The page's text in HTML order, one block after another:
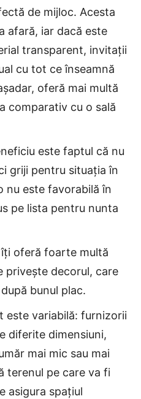
de mijloc. Acesta
afară, iar dacă este
transparent, invitații
cu tot ce înseamnă
oferă mai multă
comparativ cu o sală
este faptul că nu
griji pentru situația în
nu este favorabilă în
pe lista pentru nunta
oferă foarte multă
privește decorul, care
bunul plac.
este variabilă: furnizorii
diferite dimensiuni,
mai mic sau mai
terenul pe care va fi
asigura spațiul